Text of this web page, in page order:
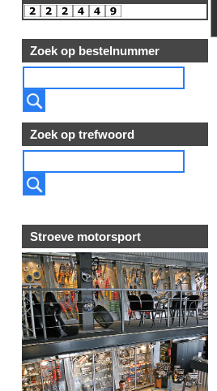
Zoek op bestelnummer
Zoek op trefwoord
Stroeve motorsport